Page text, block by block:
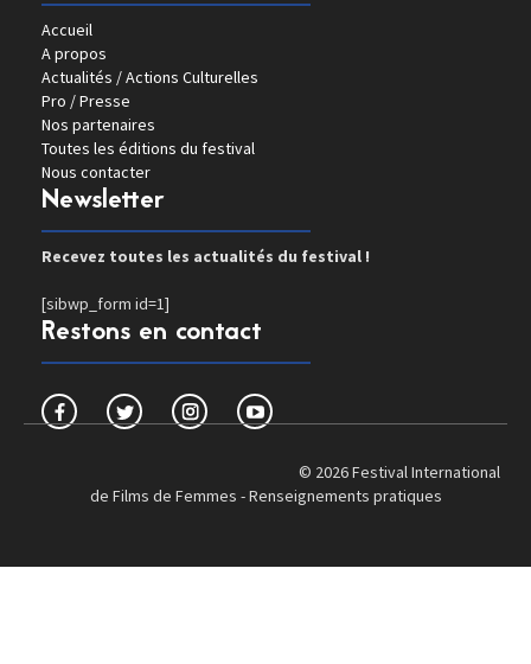
Accueil
A propos
Actualités / Actions Culturelles
Pro / Presse
Nos partenaires
Toutes les éditions du festival
Nous contacter
Newsletter
Recevez toutes les actualités du festival !
[sibwp_form id=1]
Restons en contact
© 2026 Festival International
de Films de Femmes -Renseignements pratiques